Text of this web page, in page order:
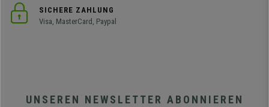
SICHERE ZAHLUNG
Visa, MasterCard, Paypal
UNSEREN NEWSLETTER ABONNIEREN